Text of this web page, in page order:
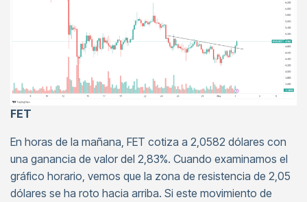
FET
En horas de la mañana, FET cotiza a 2,0582 dólares con
una ganancia de valor del 2,83%. Cuando examinamos el
gráfico horario, vemos que la zona de resistencia de 2,05
dólares se ha roto hacia arriba. Si este movimiento de